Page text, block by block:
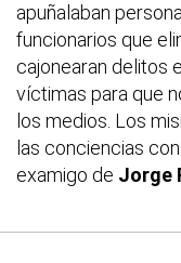
apuñalaban
funcionarios que
cajonearan delitos
víctimas para que
los medios. Los
las conciencias
examigo de Jorge